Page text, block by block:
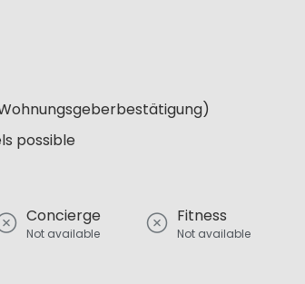
possible
Concierge
Not available
Fitness
Not available